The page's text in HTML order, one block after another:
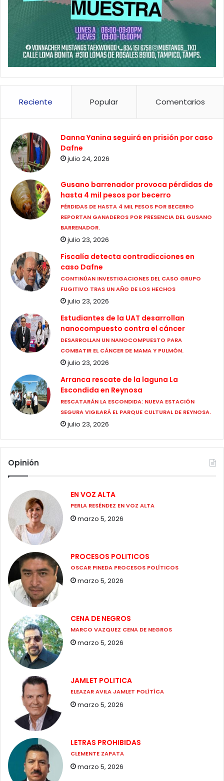
Reciente Popular Comentarios
Danna Yanina seguirá en prisión por caso
Dafne
julio 24, 2026
Gusano barrenador provoca pérdidas de
hasta 4 mil pesos por becerro
PÉRDIDAS DE HASTA 4 MIL PESOS POR BECERRO
REPORTAN GANADEROS POR PRESENCIA DEL GUSANO
BARRENADOR.
julio 23, 2026
Fiscalía detecta contradicciones en
caso Dafne
CONTINÚAN INVESTIGACIONES DEL CASO GRUPO
FUGITIVO TRAS UN AÑO DE LOS HECHOS
julio 23, 2026
Estudiantes de la UAT desarrollan
nanocompuesto contra el cáncer
DESARROLLAN UN NANOCOMPUESTO PARA
COMBATIR EL CÁNCER DE MAMA Y PULMÓN.
julio 23, 2026
Arranca rescate de la laguna La
Escondida en Reynosa
RESCATARÁN LA ESCONDIDA: NUEVA ESTACIÓN
SEGURA VIGILARÁ EL PARQUE CULTURAL DE REYNOSA.
julio 23, 2026
Opinión
EN VOZ ALTA
PERLA RESÉNDEZ EN VOZ ALTA
marzo 5, 2026
PROCESOS POLITICOS
OSCAR PINEDA PROCESOS POLÍTICOS
marzo 5, 2026
CENA DE NEGROS
MARCO VAZQUEZ CENA DE NEGROS
marzo 5, 2026
JAMLET POLITICA
ELEAZAR AVILA JAMLET POLÍTÍCA
marzo 5, 2026
LETRAS PROHIBIDAS
CLEMENTE ZAPATA
marzo 5, 2026